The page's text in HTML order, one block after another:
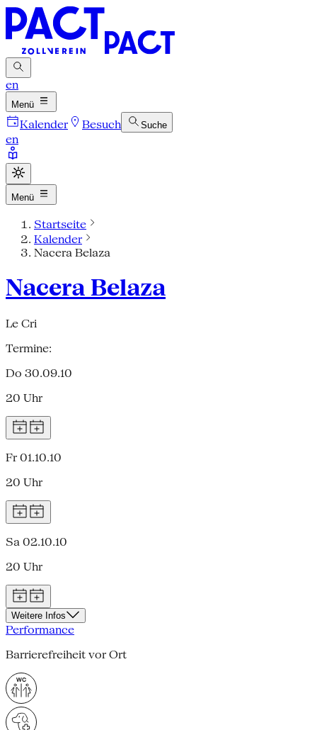
en
Menü
Kalender Besuch Suche
en
Menü
Startseite
Kalender
Nacera Belaza
Nacera Belaza
Le Cri
Termine:
Do 30.09.10
20 Uhr
Fr 01.10.10
20 Uhr
Sa 02.10.10
20 Uhr
Weitere Infos
Performance
Barrierefreiheit vor Ort